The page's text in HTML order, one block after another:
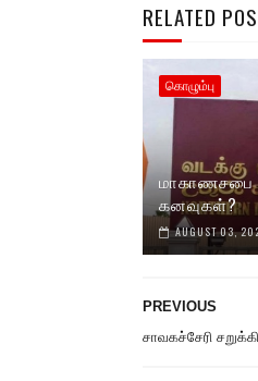
RELATED
கொழும்பு
மாகாணசபை
கனவுகள்?
AUGUST 03,
PREVIOUS
சாவகச்சேரி